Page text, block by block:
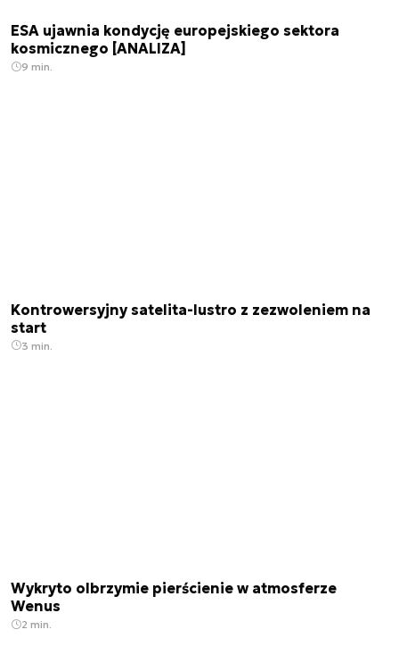
ESA ujawnia kondycję europejskiego sektora
kosmicznego [ANALIZA]
9 min.
Kontrowersyjny satelita-lustro z zezwoleniem na
start
3 min.
Wykryto olbrzymie pierścienie w atmosferze
Wenus
2 min.